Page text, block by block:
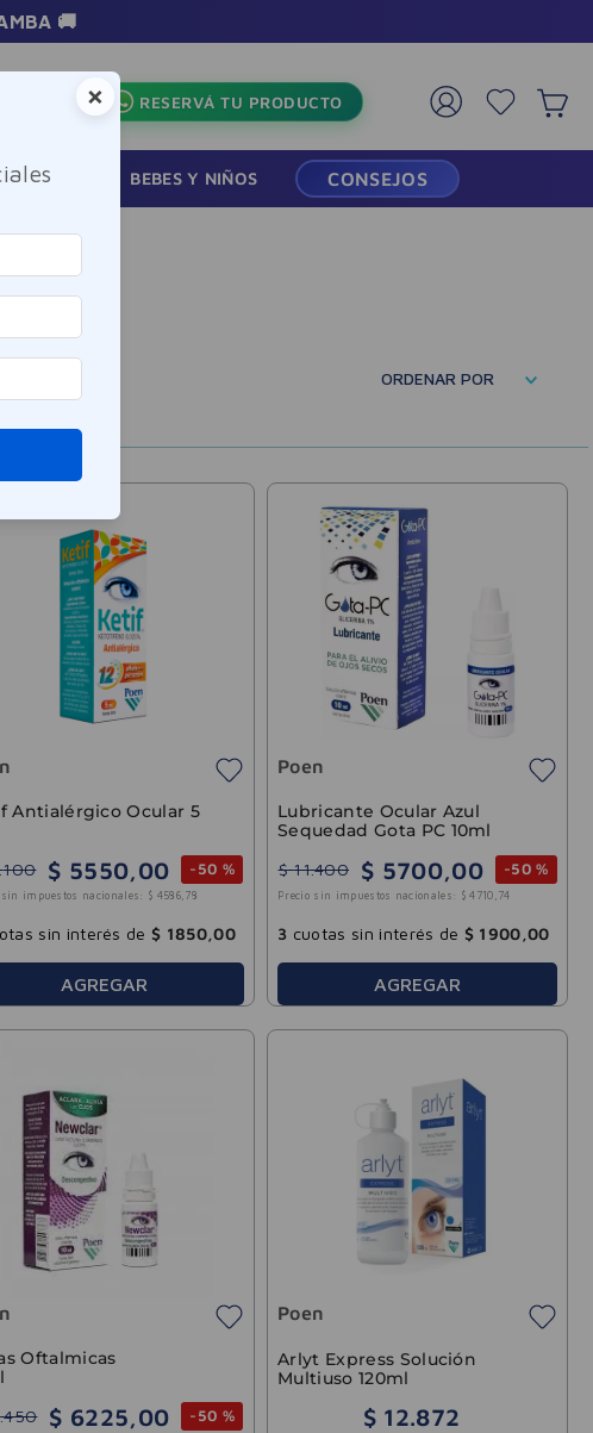
RESERVÁ TU PRODUCTO
FARMACIA BEBES Y NIÑOS CONSEJOS
ORDENAR POR
Antialérgico Ocular 5
.100 $ 5550,00 - 50 %
sin impuestos nacionales: $ 4586, 78
sin interés de $ 1850 ,00
AGREGAR
Poen
Lubricante Ocular Azul
Sequedad Gota PC 10ml
$ 11.400 $ 5700,00 -50 %
Precio sin impuestos nacionales: $ 4710 , 74
3 cuotas sin interés de $ 1900 ,00
AGREGAR
Oftalmicas
.450 $ 6225,00 - 50 %
Poen
Arlyt Express Solución
Multiuso 120ml
$ 12.872
×